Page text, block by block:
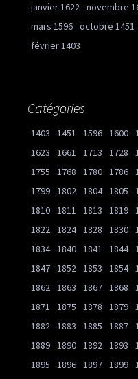
janvier 1622 novembre
mars 1596 octobre 1451
février 1403
Catégories
1403 1451 1596 1600
1623
1661 1713 1728
1755
1768 1780 1786
1799 1802 1804 1805
1810 1811 1813 1819
1822 1824 1828 1830
1834 1840 1841 1844
1847 1852 1853 1854
1862 1863 1867 1868
1871
1875 1878 1879
1882 1883 1885 1887
1889 1890 1892 1893
1895
1896 1897 1899